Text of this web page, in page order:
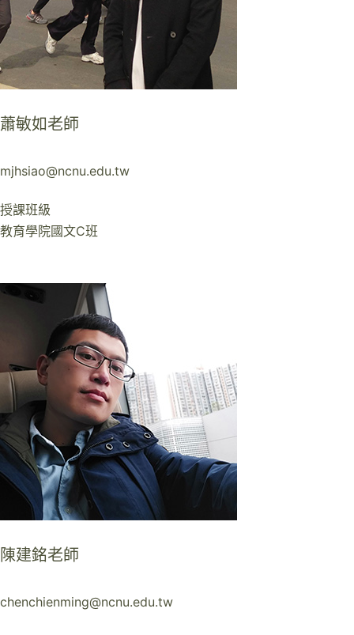
蕭敏如老師
mjhsiao@ncnu.edu.tw
授課班級
教育學院國文C班
陳建銘老師
chenchienming@ncnu.edu.tw